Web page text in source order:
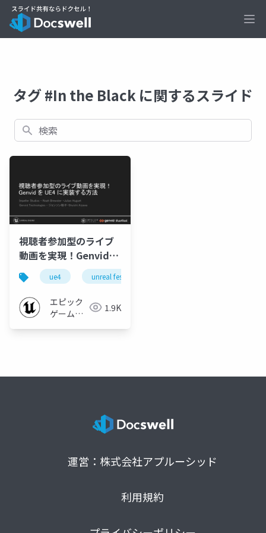
タグ #In the Black に関するスライド
検索
視聴者参加型のライブ
動画を実現！Genvidを
UE4に実装する方法
【UNREAL FEST
EXTREME 2020
WINTER】
ue4 unreal fest
エピック
ゲームズ
1.9K
運営：株式会社アプルーシッド
利用規約